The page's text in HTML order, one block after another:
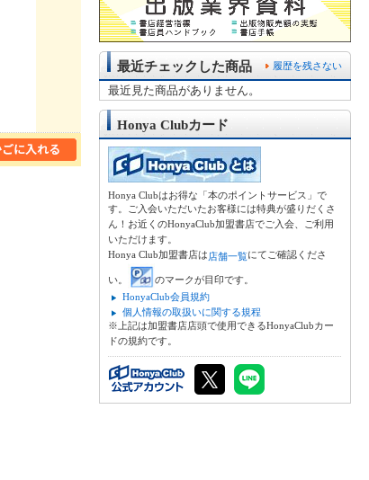
履歴を残さない
最近チェックした商品
最近見た商品がありません。
Honya Clubカード
Honya Clubはお得な「本のポイントサービス」で
す。ご入会いただいたお客様には特典が盛りだくさ
ん！お近くのHonyaClub加盟書店でご入会、ご利用
いただけます。
Honya Club加盟書店は店舗一覧にてご確認くださ
い。
のマークが目印です。
HonyaClub会員規約
個人情報の取扱いに関する規程
※上記は加盟書店店頭で使用できるHonyaClubカー
ドの規約です。